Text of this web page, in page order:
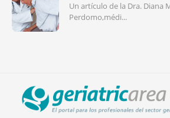
Un artículo de la Dra. Diana
Perdomo,médi...